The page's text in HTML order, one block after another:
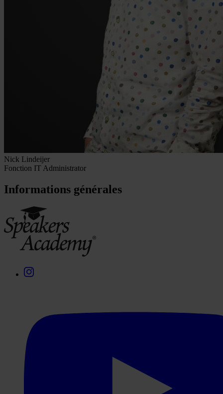
Nick Lindeijer
Fonction IT Administrator
Informations générales